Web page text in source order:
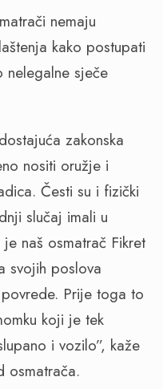
nemaju
kako postupati
nelegalne sječe
zakonska
nositi oružje i
Česti su i fizički
slučaj imali u
naš osmatrač Fikret
svojih poslova
Prije toga to
koji je tek
i vozilo”, kaže
osmatrača.